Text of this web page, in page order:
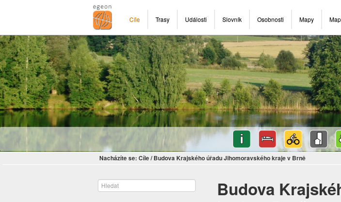
Cíle Trasy Události Slovník Osobnosti Mapy
Nacházíte se: Cíle/ Budova Krajského úřadu Jihomoravského kraje v Brně
Budova